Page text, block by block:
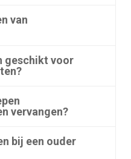
van
geschikt voor
vervangen?
bij een ouder